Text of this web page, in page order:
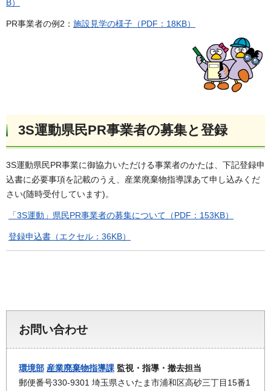
B）
PR事業者の例2： 施設見学の様子（PDF：18KB）
3S運動県民PR事業者の募集と登録
3S運動県民PR事業に御協力いただける事業者のかたは、下記登録申
込書に必要事項を記載のうえ、産業廃棄物指導課あて申し込みくだ
さい(随時受付しています)。
「3S運動」県民PR事業者の募集について（PDF：153KB）
登録申込書（エクセル：36KB）
お問い合わせ
環境部 産業廃棄物指導課 監視・指導・撤去担当
郵便番号330-9301 埼玉県さいたま市浦和区高砂三丁目15番1